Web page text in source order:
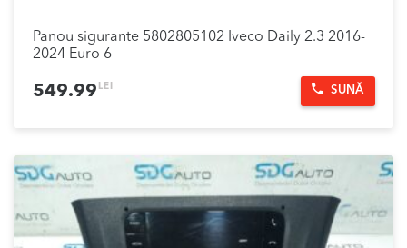
Panou sigurante 5802805102 Iveco Daily 2.3 2016-
2024 Euro 6
549.99 LEI SUNĂ